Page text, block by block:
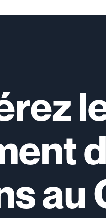
au